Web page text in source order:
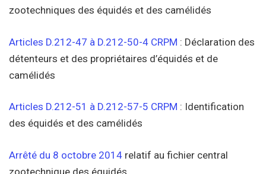
zootechniques des équidés et des camélidés
Articles D.212-47 à D.212-50-4 CRPM : Déclaration des
détenteurs et des propriétaires d’équidés et de
camélidés
Articles D.212-51 à D.212-57-5 CRPM : Identification
des équidés et des camélidés
Arrêté du 8 octobre 2014 relatif au fichier central
zootechnique des équidés